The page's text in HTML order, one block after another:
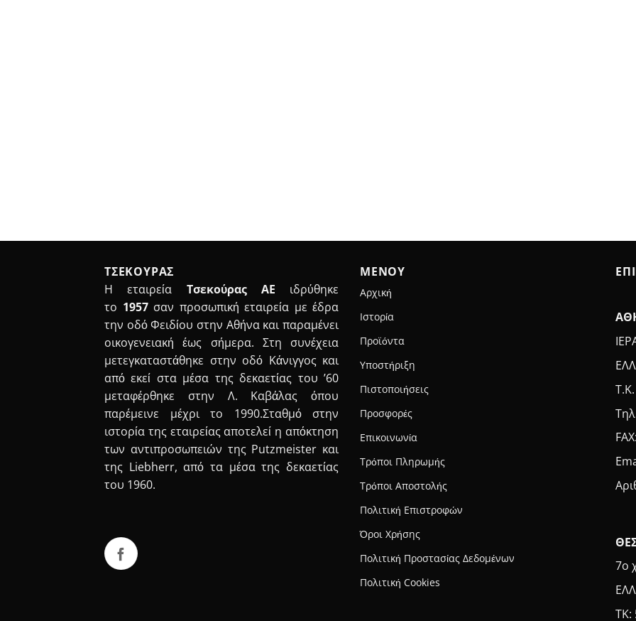
ΤΣΕΚΟΥΡΑΣ
Η εταιρεία Τσεκούρας ΑΕ ιδρύθηκε
το 1957σαν προσωπική εταιρεία με έδρα
την οδό Φειδίου στην Αθήνα και παραμένει
οικογενειακή έως σήμερα. Στη συνέχεια
μετεγκαταστάθηκε στην οδό Κάνιγγος και
από εκεί στα μέσα της δεκαετίας του ’60
μεταφέρθηκε στην Λ. Καβάλας όπου
παρέμεινε μέχρι το 1990.Σταθμό στην
ιστορία της εταιρείας αποτελεί η απόκτηση
των αντιπροσωπειών της Putzmeister και
της Liebherr, από τα μέσα της δεκαετίας
του 1960.
ΜΕΝΟΥ
Αρχική
Ιστορία
Προϊόντα
Υποστήριξη
Πιστοποιήσεις
Προσφορές
Επικοινωνία
Τρόποι Πληρωμής
Τρόποι Αποστολής
Πολιτική Επιστροφών
Όροι Χρήσης
Πολιτική Προστασίας Δεδομένων
Πολιτική Cookies
7ο
ΤΚ: